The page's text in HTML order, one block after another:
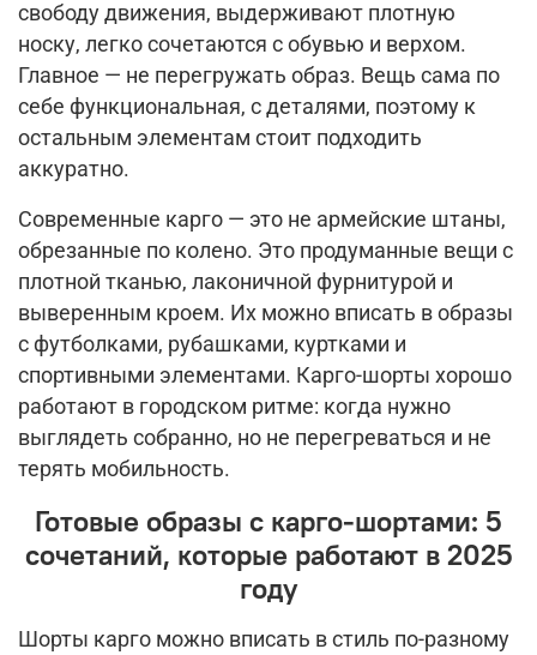
свободу движения, выдерживают плотную
носку, легко сочетаются с обувью и верхом.
Главное — не перегружать образ. Вещь сама по
себе функциональная, с деталями, поэтому к
остальным элементам стоит подходить
аккуратно.
Современные карго — это не армейские штаны,
обрезанные по колено. Это продуманные вещи с
плотной тканью, лаконичной фурнитурой и
выверенным кроем. Их можно вписать в образы
с футболками, рубашками, куртками и
спортивными элементами. Карго-шорты хорошо
работают в городском ритме: когда нужно
выглядеть собранно, но не перегреваться и не
терять мобильность.
Готовые образы с карго-шортами: 5
сочетаний, которые работают в 2025
году
Шорты карго можно вписать в стиль по-разному